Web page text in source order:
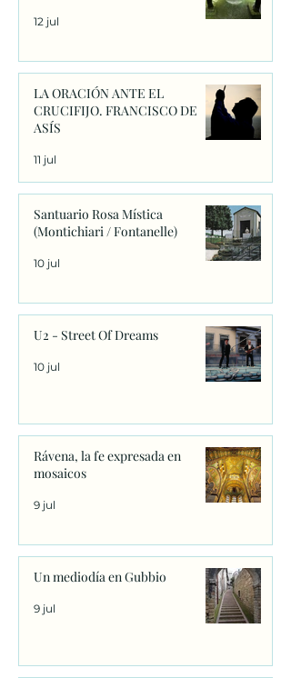
12 jul
LA ORACIÓN ANTE EL
CRUCIFIJO. FRANCISCO DE
ASÍS
11 jul
Santuario Rosa Mística
(Montichiari / Fontanelle)
10 jul
U2 - Street Of Dreams
10 jul
Rávena, la fe expresada en
mosaicos
9 jul
Un mediodía en Gubbio
9 jul